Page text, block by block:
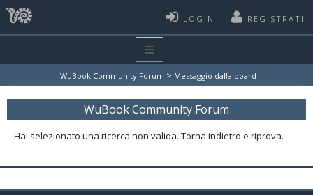
LOGIN REGISTRATI
WuBook Community Forum > Messaggio dalla board
WuBook Community Forum
Hai selezionato una ricerca non valida. Torna indietro e riprova.